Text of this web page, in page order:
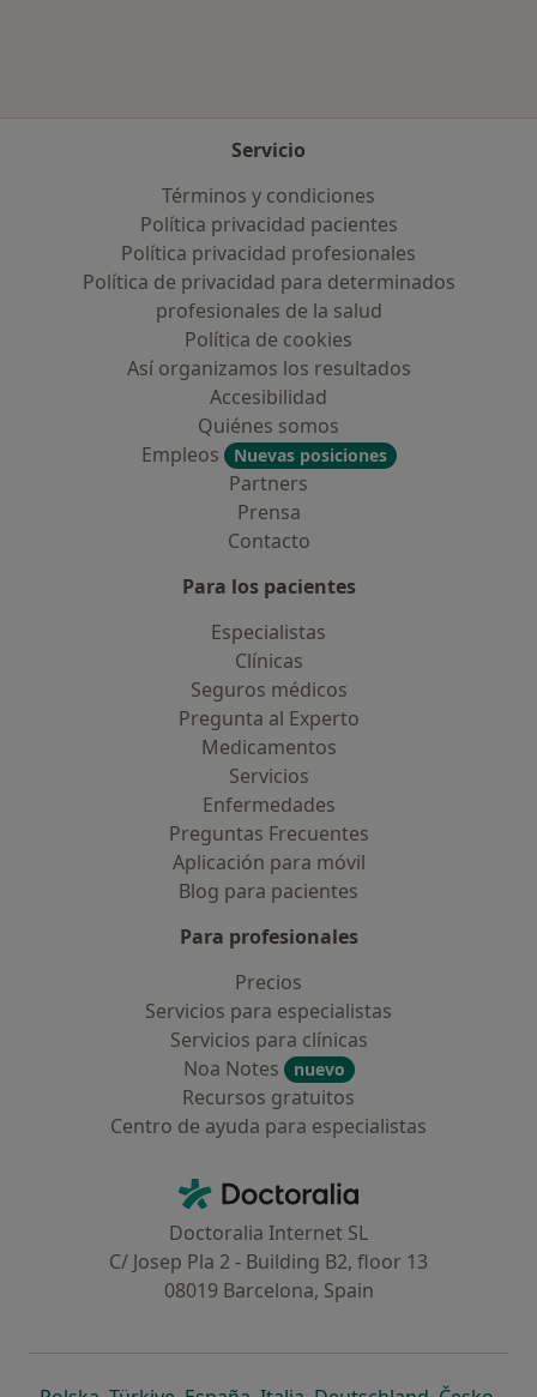
Servicio
Términos y condiciones
Política privacidad pacientes
Política privacidad profesionales
Política de privacidad para determinados
profesionales de la salud
Política de cookies
Así organizamos los resultados
Accesibilidad
Quiénes somos
Empleos
Nuevas posiciones
Partners
Prensa
Contacto
Para los pacientes
Especialistas
Clínicas
Seguros médicos
Pregunta al Experto
Medicamentos
Servicios
Enfermedades
Preguntas Frecuentes
Aplicación para móvil
Blog para pacientes
Para profesionales
Precios
Servicios para especialistas
Servicios para clínicas
Noa Notes
nuevo
Recursos gratuitos
Centro de ayuda para especialistas
Doctoralia - Página de inicio
Doctoralia Internet SL
C/ Josep Pla 2 - Building B2, floor 13
08019 Barcelona, Spain